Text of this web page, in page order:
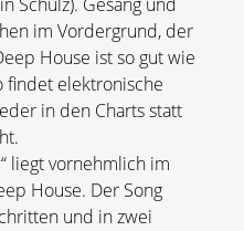
im Vordergrund, der
House ist so gut wie
findet elektronische
in den Charts statt
liegt vornehmlich im
House. Der Song
und in zwei